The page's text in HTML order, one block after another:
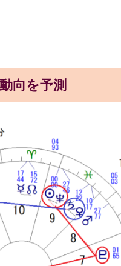
向を予測